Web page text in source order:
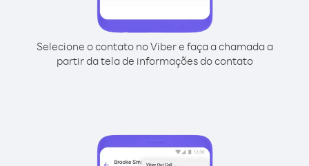
Selecione o contato no Viber e faça a chamada a
partir da tela de informações do contato